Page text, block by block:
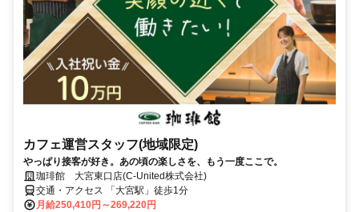
カフェ運営スタッフ(地域限定)
やっぱり接客が好き。あの頃の楽しさを、もう一度ここで。
珈琲館 大宮東口店(C-United株式会社)
交通・アクセス 「大宮駅」徒歩1分
月給250,410円～269,220円